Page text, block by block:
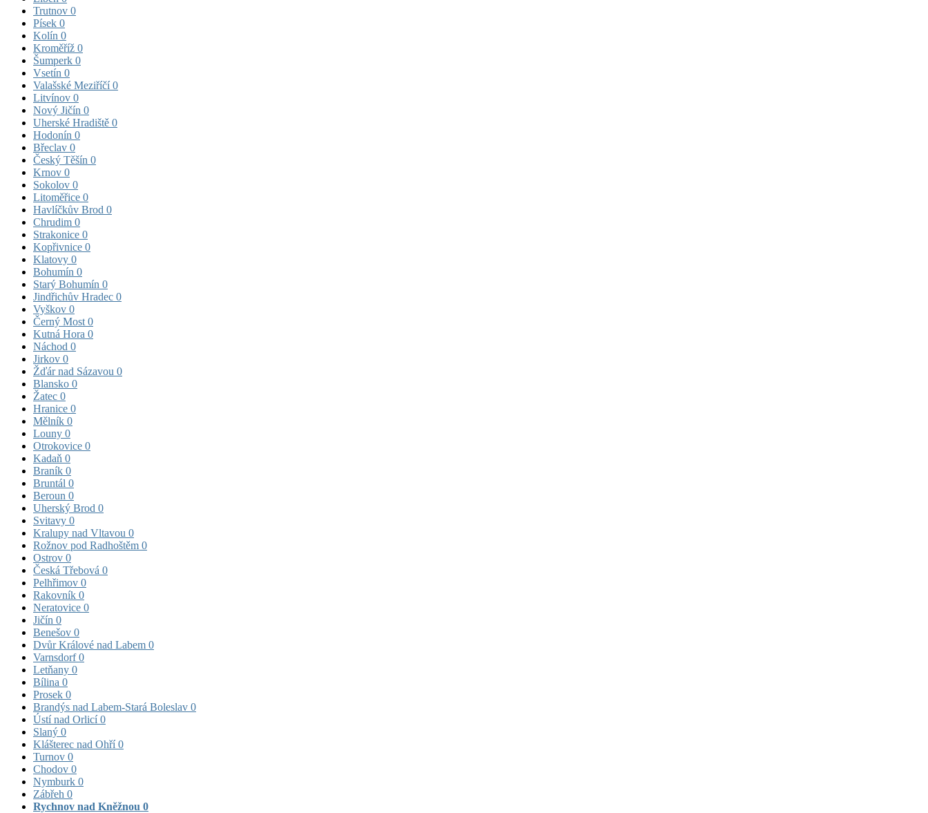
Trutnov 0
Písek 0
Kolín 0
Kroměříž 0
Šumperk 0
Vsetín 0
Valašské Meziříčí0
Litvínov 0
Nový Jičín 0
Uherské Hradiště 0
Hodonín 0
Břeclav 0
Český Těšín 0
Krnov 0
Sokolov 0
Litoměřice 0
Havlíčkův Brod 0
Chrudim 0
Strakonice 0
Kopřivnice 0
Klatovy 0
Bohumín 0
Starý Bohumín 0
Jindřichův Hradec 0
Vyškov 0
Černý Most 0
Kutná Hora 0
Náchod 0
Jirkov 0
Žďár nad Sázavou 0
Blansko 0
Žatec 0
Hranice 0
Mělník 0
Louny 0
Otrokovice 0
Kadaň 0
Braník 0
Bruntál 0
Beroun 0
Uherský Brod 0
Svitavy 0
Kralupy nad Vltavou 0
Rožnov pod Radhoštěm 0
Ostrov 0
Česká Třebová 0
Pelhřimov 0
Rakovník 0
Neratovice 0
Jičín 0
Benešov 0
Dvůr Králové nad Labem 0
Varnsdorf0
Letňany 0
Bílina 0
Prosek 0
Brandýs nad Labem-Stará Boleslav 0
Ústí nad Orlicí0
Slaný 0
Klášterec nad Ohří0
Turnov 0
Chodov 0
Nymburk 0
Zábřeh 0
Rychnov nad Kněžnou 0